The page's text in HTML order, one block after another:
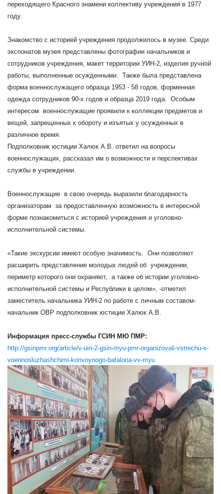
переходящего Красного знамени коллективу учреждения в 1977
году.
Знакомство с историей учреждения продолжилось в музее. Среди
экспонатов музея представлены фотографии начальников и
сотрудников учреждения, макет территории УИН-2, изделия ручной
работы, выполненные осужденными. Также была представлена
форма военнослужащего образца 1953 - 58 годов, форменная
одежда сотрудников 90-х годов и образца 2019 года. Особым
интересом военнослужащие проявили к коллекции предметов и
вещей, запрещенных к обороту и изъятых у осужденных в
различное время.
Подполковник юстиции Халюк А.В. ответил на вопросы
военнослужащих, рассказал им о возможности и перспективах
службы в учреждении.
Военнослужащие в свою очередь выразили благодарность
организаторам за предоставленную возможность в интересной
форме познакомиться с историей учреждения и уголовно-
исполнительной системы.
«Такие экскурсии имеют особую значимость. Они позволяют
расширить представление молодых людей об учреждении,
периметр которого они охраняют, а также об истории уголовно-
исполнительной системы и Республики в целом», -отметил
заместитель начальника УИН-2 по работе с личным составом-
начальник ОВР подполковник юстиции Халюк А.В.
Информация пресс-службы ГСИН МЮ ПМР:
http://gsinpmr.org/article/v-uin-2-gsin-myu-pmr-organizovali-vstrechu-s-
voennosluzhashchimi-konvoynogo-batalona-vv-myu